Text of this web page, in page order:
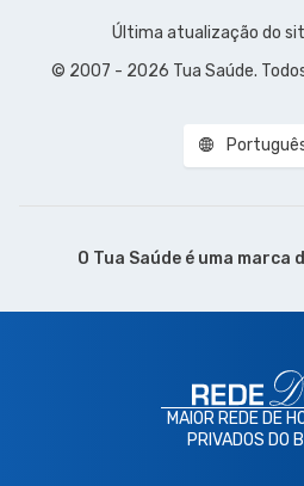
Última atualização do
© 2007 - 2026 Tua Saúde.
O Tua Saúde é uma marca
MAIOR REDE DE
PRIVADOS DO